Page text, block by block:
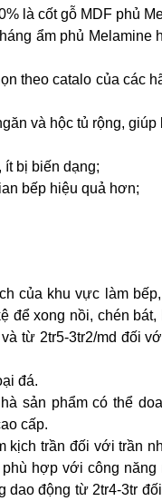
là cốt gỗ MDF phủ
ẩm phủ Melamine
theo catalo của các
và hộc tủ rộng,
ít bị biến dạng;
bếp hiệu quả hơn;
của khu vực làm
để xong nồi, chén
từ 2tr5-3tr2/md đối
đá.
sản phẩm có thể
cấp.
kịch trần đối với trần
hợp với công
động từ 2tr4-3tr